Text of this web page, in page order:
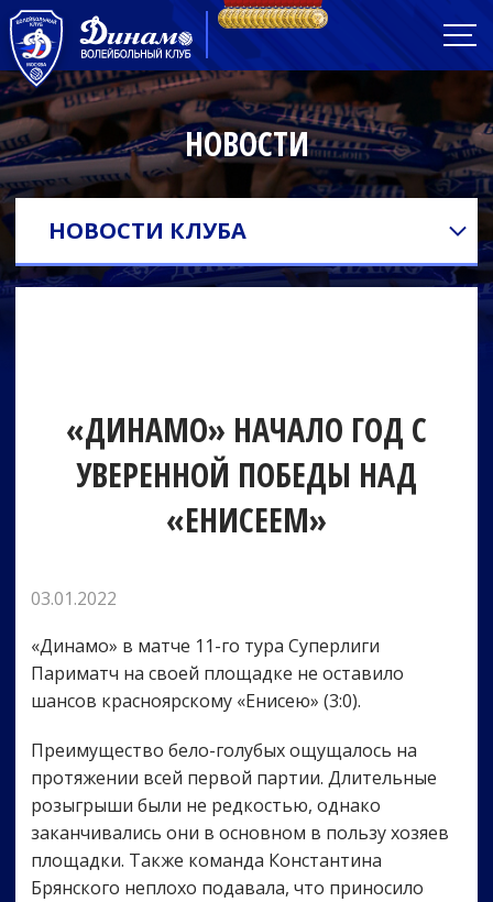
НОВОСТИ
НОВОСТИ КЛУБА
«ДИНАМО» НАЧАЛО ГОД С
УВЕРЕННОЙ ПОБЕДЫ НАД
«ЕНИСЕЕМ»
03.01.2022
«Динамо» в матче 11-го тура Суперлиги
Париматч на своей площадке не оставило
шансов красноярскому «Енисею» (3:0).
Преимущество бело-голубых ощущалось на
протяжении всей первой партии. Длительные
розыгрыши были не редкостью, однако
заканчивались они в основном в пользу хозяев
площадки. Также команда Константина
Брянского неплохо подавала, что приносило